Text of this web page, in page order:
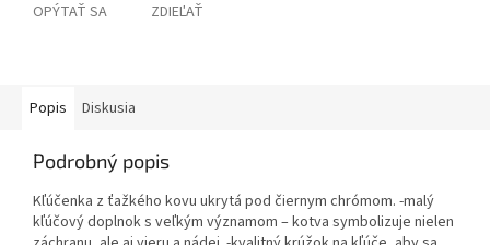
OPÝTAŤ SA ZDIEĽAŤ
Popis Diskusia
Podrobný popis
Kľúčenka z ťažkého kovu ukrytá pod čiernym chrómom. -malý
kľúčový doplnok s veľkým významom – kotva symbolizuje nielen